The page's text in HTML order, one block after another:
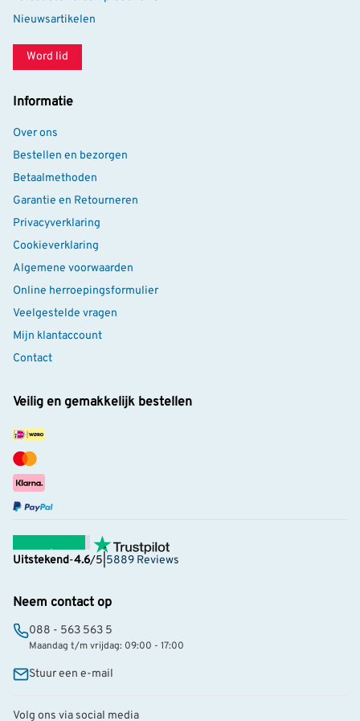
Nieuwsartikelen
Word lid
Informatie
Over ons
Bestellen en bezorgen
Betaalmethoden
Garantie en Retourneren
Privacyverklaring
Cookieverklaring
Algemene voorwaarden
Online herroepingsformulier
Veelgestelde vragen
Mijn klantaccount
Contact
Veilig en gemakkelijk bestellen
Uitstekend-4.6/5 5889 Reviews
Neem contact op
088 - 563 563 5
Maandag t/m vrijdag: 09:00 - 17:00
Stuur een e-mail
Volg ons via social media